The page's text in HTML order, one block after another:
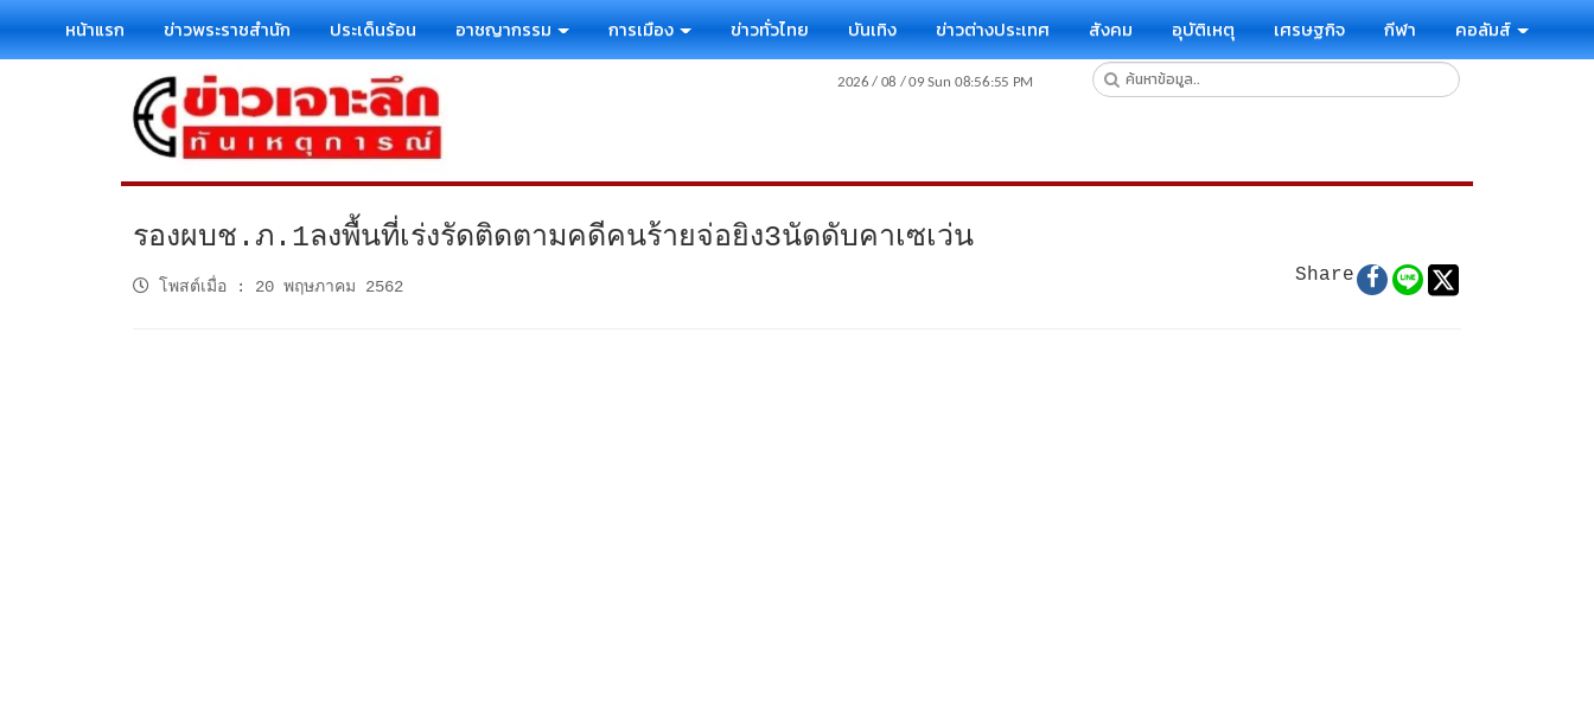
หน้าแรก ข่าวพระราชสำนัก ประเด็นร้อน อาชญากรรม การเมือง ข่าวทั่วไทย บันเทิง ข่าวต่างประเทศ สังคม อุบัติเหตุ เศรษฐกิจ กีฬา คอลัมส์
รองผบช.ภ.1ลงพื้นที่เร่งรัดติดตามคดีคนร้ายจ่อยิง3นัดดับคาเซเว่น
โพสต์เมื่อ : 20 พฤษภาคม 2562
Share